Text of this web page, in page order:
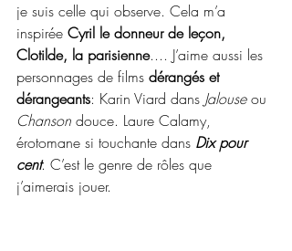
je suis celle qui observe. Cela m’a
inspirée Cyril le donneur de leçon,
Clotilde, la parisienne.... J’aime aussi les
personnages de films dérangés et
dérangeants: Karin Viard dans Jalouse ou
Chanson douce. Laure Calamy,
érotomane si touchante dans Dix pour
cent. C’est le genre de rôles que
j’aimerais jouer.